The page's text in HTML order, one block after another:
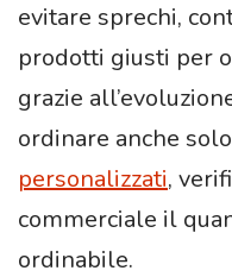
evitare sprechi,
prodotti giusti per
grazie
ordinare anche solo
personalizzati,
commerciale il
ordinabile.